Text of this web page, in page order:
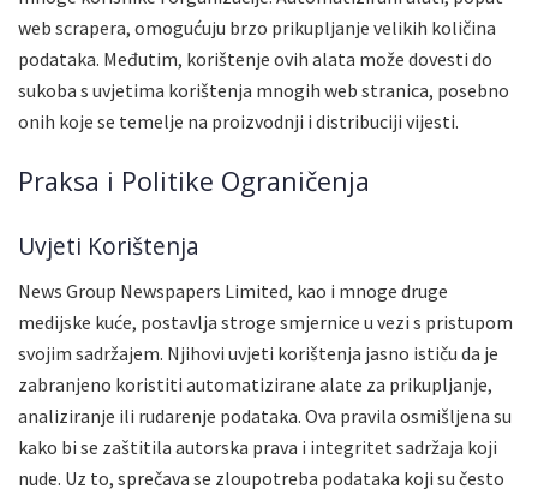
web scrapera, omogućuju brzo prikupljanje velikih količina
podataka. Međutim, korištenje ovih alata može dovesti do
sukoba s uvjetima korištenja mnogih web stranica, posebno
onih koje se temelje na proizvodnji i distribuciji vijesti.
Praksa i Politike Ograničenja
Uvjeti Korištenja
News Group Newspapers Limited, kao i mnoge druge
medijske kuće, postavlja stroge smjernice u vezi s pristupom
svojim sadržajem. Njihovi uvjeti korištenja jasno ističu da je
zabranjeno koristiti automatizirane alate za prikupljanje,
analiziranje ili rudarenje podataka. Ova pravila osmišljena su
kako bi se zaštitila autorska prava i integritet sadržaja koji
nude. Uz to, sprečava se zloupotreba podataka koji su često